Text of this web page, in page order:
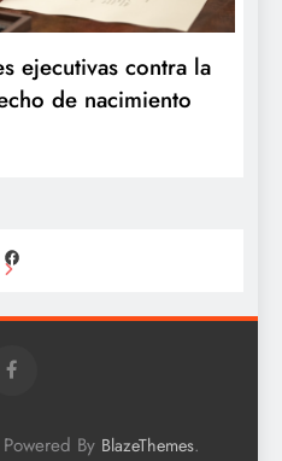
ejecutivas contra la
de nacimiento
By BlazeThemes.